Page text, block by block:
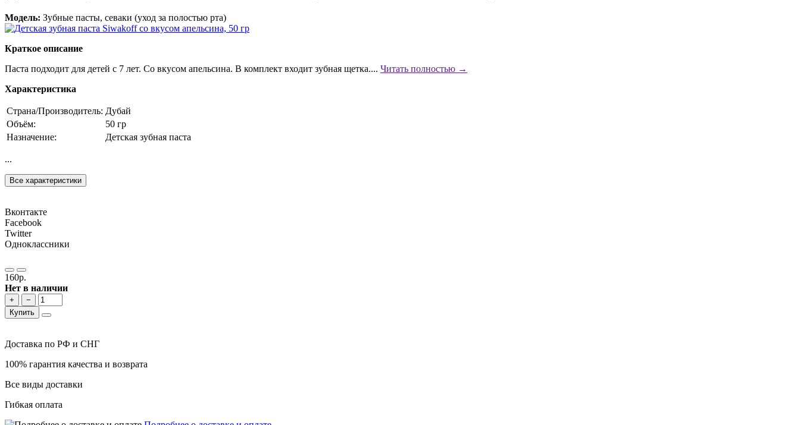
Модель: Зубные пасты, севаки (уход за полостью рта)
Краткое описание
Паста подходит для детей с 7 лет. Со вкусом апельсина. В комплект входит зубная щетка.... Читать полностью →
Характеристика
Страна/Производитель: Дубай
Объём:
50 гр
Назначение:
Детская зубная паста
...
Все характеристики
Вконтакте
Facebook
Twitter
Одноклассники
160р.
Нет в наличии
+
−
Купить
Доставка по РФ и СНГ
100% гарантия качества и возврата
Все виды доставки
Гибкая оплата